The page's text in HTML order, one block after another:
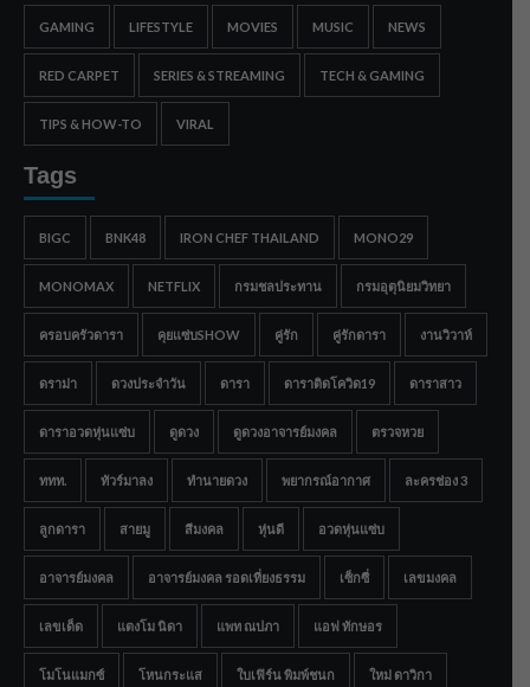
GAMING LIFESTYLE MOVIES MUSIC NEWS
RED CARPET SERIES & STREAMING TECH & GAMING
TIPS & HOW-TO VIRAL
Tags
BIGC BNK48 IRON CHEF THAILAND MONO29
MONOMAX NETFLIX กรมชลประทาน กรมอุตุนิยมวิทยา
ครอบครัวดารา คุยแซ่บSHOW คู่รัก คู่รักดารา งานวิวาห์
ดราม่า ดวงประจำวัน ดารา ดาราติดโควิด19 ดาราสาว
ดาราอวดหุ่นแซ่บ ดูดวง ดูดวงอาจารย์มงคล ตรวจหวย
ททท. ทัวร์มาลง ทำนายดวง พยากรณ์อากาศ ละครช่อง 3
ลูกดารา สายมู สีมงคล หุ่นดี อวดหุ่นแซ่บ
อาจารย์มงคล อาจารย์มงคล รอดเที่ยงธรรม เซ็กซี่ เลขมงคล
เลขเด็ด แตงโม นิดา แพท ณปภา แอฟ ทักษอร
โมโนแมกซ์ โหนกระแส ใบเฟิร์น พิมพ์ชนก ใหม่ ดาวิกา